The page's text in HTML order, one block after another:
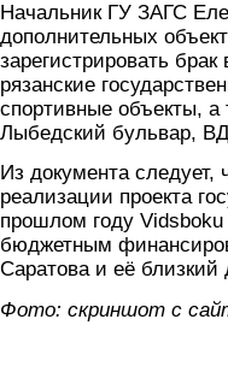
Начальник ГУ ЗАГС
дополнительных
зарегистрировать
рязанские
спортивные объекты, а
Лыбедский бульвар,
Из документа следует,
реализации проекта
прошлом году Vidsboku
бюджетным
Саратова и её близкий
Фото: скриншот с